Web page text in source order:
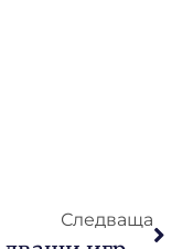
Следваща